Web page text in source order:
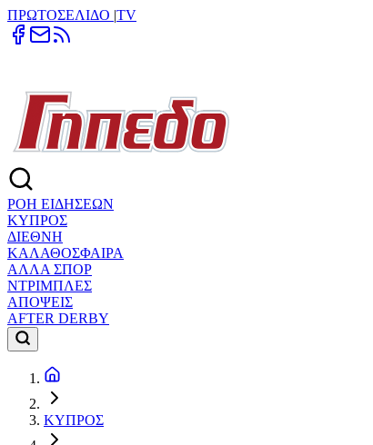
ΠΡΩΤΟΣΕΛΙΔΟ |TV
ΡΟΗ ΕΙΔΗΣΕΩΝ
ΚΥΠΡΟΣ
ΔΙΕΘΝΗ
ΚΑΛΑΘΟΣΦΑΙΡΑ
ΑΛΛΑ ΣΠΟΡ
ΝΤΡΙΜΠΛΕΣ
ΑΠΟΨΕΙΣ
AFTER DERBY
ΚΥΠΡΟΣ